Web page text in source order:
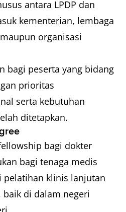
antara LPDP dan
kementerian, lembaga
organisasi
bagi peserta yang bidang
prioritas
serta kebutuhan
ditetapkan.
bagi dokter
bagi tenaga medis
pelatihan klinis lanjutan
di dalam negeri